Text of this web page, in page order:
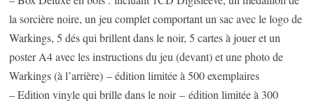
la sorcière noire, un jeu complet comportant un sac avec le logo de
Warkings, 5 dés qui brillent dans le noir, 5 cartes à jouer et un
poster A4 avec les instructions du jeu (devant) et une photo de
Warkings (à l’arrière) – édition limitée à 500 exemplaires
– Edition vinyle qui brille dans le noir – édition limitée à 300